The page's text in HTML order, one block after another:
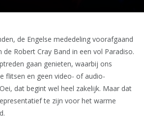
de Engelse mededeling voorafgaand
Robert Cray Band in een vol Paradiso.
gaan genieten, waarbij ons
flitsen en geen video- of audio-
dat begint wel heel zakelijk. Maar dat
te zijn voor het warme